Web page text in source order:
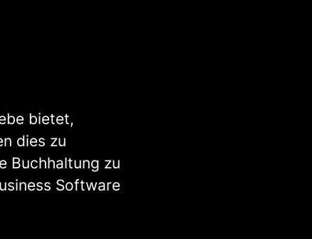
bietet,
dies zu
Buchhaltung zu
Software